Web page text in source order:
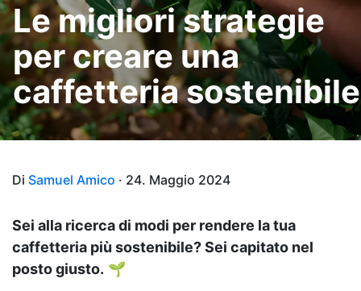
Le migliori strategie
per creare una
caffetteria sostenibile
Di Samuel Amico · 24. Maggio 2024
Sei alla ricerca di modi per rendere la tua
caffetteria più sostenibile? Sei capitato nel
posto giusto. 🌱